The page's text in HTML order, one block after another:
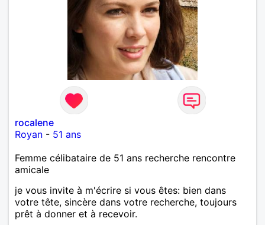
rocalene
Royan - 51 ans
Femme célibataire de 51 ans recherche rencontre
amicale
je vous invite à m'écrire si vous êtes: bien dans
votre tête, sincère dans votre recherche, toujours
prêt à donner et à recevoir.